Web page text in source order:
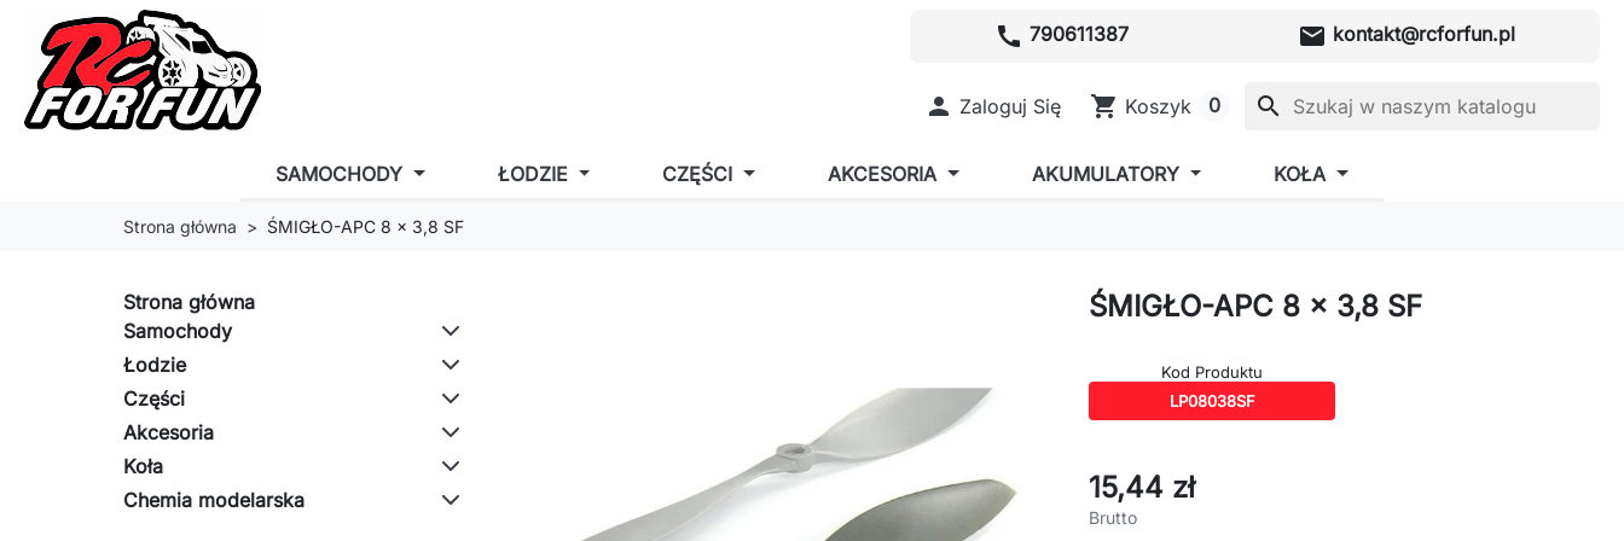
call 790611387 mail kontakt@rcforfun.pl
 Zaloguj Się shopping_cart Koszyk 0 search
SAMOCHODY ŁODZIE CZĘŚCI AKCESORIA AKUMULATORY KOŁA
Strona główna ŚMIGŁO-APC 8 x 3,8 SF
Strona główna
Samochody
Łodzie
Części
Akcesoria
Koła
Chemia modelarska
ŚMIGŁO-APC 8 x 3,8 SF
Kod Produktu
LP08038SF
15,44 zł
Brutto